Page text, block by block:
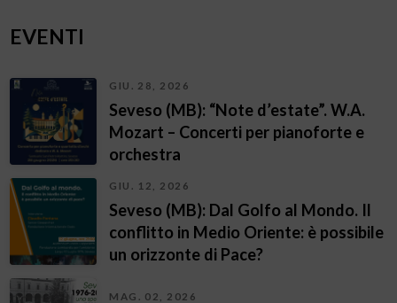
EVENTI
GIU. 28, 2026
Seveso (MB): “Note d’estate”. W.A.
Mozart – Concerti per pianoforte e
orchestra
GIU. 12, 2026
Seveso (MB): Dal Golfo al Mondo. Il
conflitto in Medio Oriente: è possibile
un orizzonte di Pace?
MAG. 02, 2026